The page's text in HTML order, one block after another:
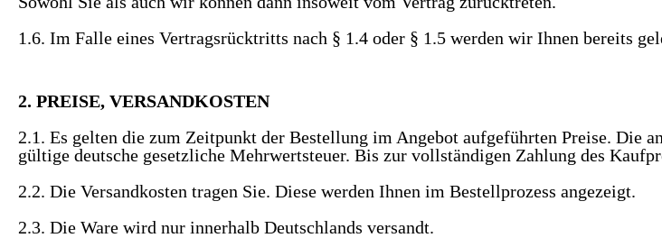
1.6. Im Falle eines Vertragsrücktritts nach § 1.4 oder § 1.5 werden wir Ihnen bereits
2. PREISE, VERSANDKOSTEN
2.1. Es gelten die zum Zeitpunkt der Bestellung im Angebot aufgeführten Preise. Die
gültige deutsche gesetzliche Mehrwertsteuer. Bis zur vollständigen Zahlung des
2.2. Die Versandkosten tragen Sie. Diese werden Ihnen im Bestellprozess angezeigt.
2.3. Die Ware wird nur innerhalb Deutschlands versandt.